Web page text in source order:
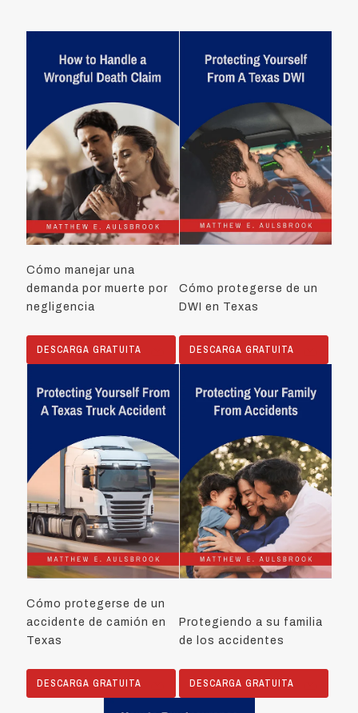
Cómo manejar una
demanda por muerte por
negligencia
DESCARGA GRATUITA
Cómo protegerse de un
DWI en Texas
DESCARGA GRATUITA
Cómo protegerse de un
accidente de camión en
Texas
DESCARGA GRATUITA
Protegiendo a su familia
de los accidentes
DESCARGA GRATUITA